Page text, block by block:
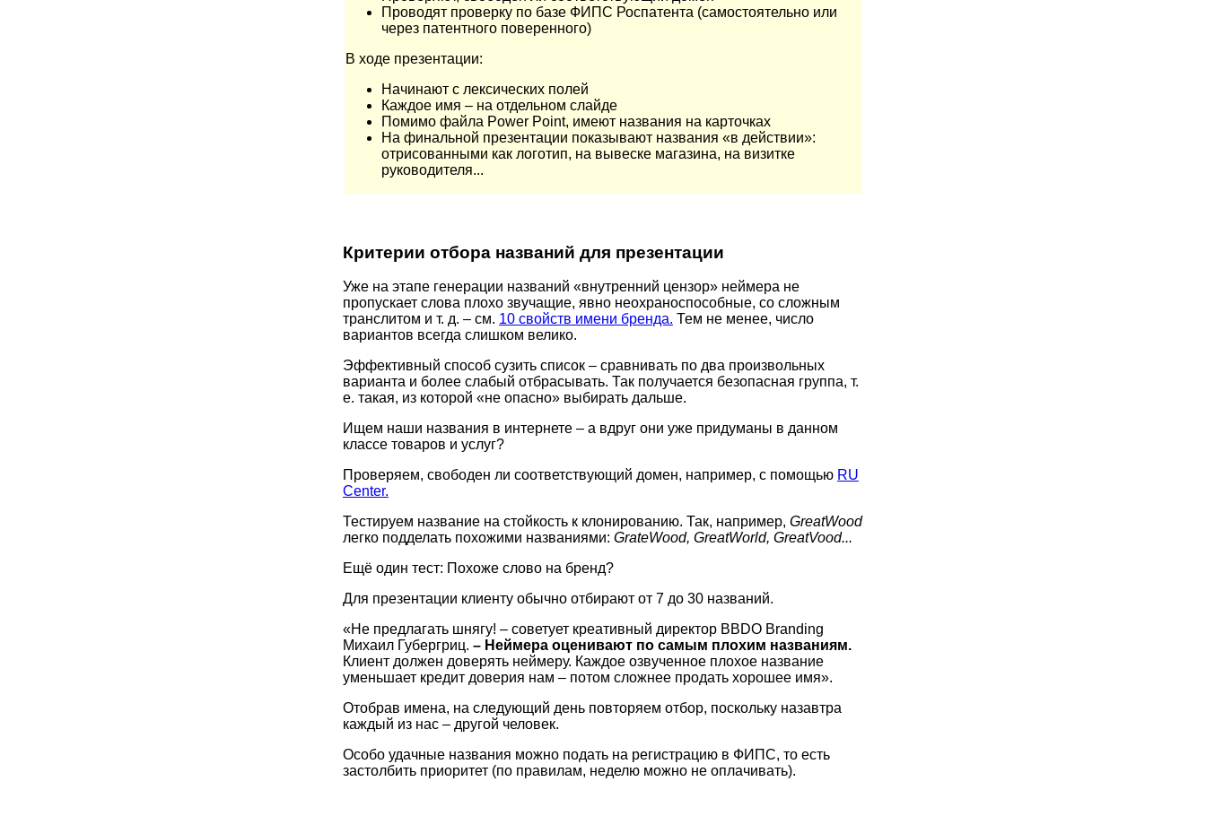
Проводят проверку по базе ФИПС Роспатента (самостоятельно или
через патентного поверенного)
В ходе презентации:
Начинают с лексических полей
Каждое имя – на отдельном слайде
Помимо файла Power Point, имеют названия на карточках
На финальной презентации показывают названия «в действии»:
отрисованными как логотип, на вывеске магазина, на визитке
руководителя...
Критерии отбора названий для презентации
Уже на этапе генерации названий «внутренний цензор» неймера не
пропускает слова плохо звучащие, явно неохраноспособные, со сложным
транслитом и т. д. – см. 10 свойств имени бренда. Тем не менее, число
вариантов всегда слишком велико.
Эффективный способ сузить список – сравнивать по два произвольных
варианта и более слабый отбрасывать. Так получается безопасная группа, т.
е. такая, из которой «не опасно» выбирать дальше.
Ищем наши названия в интернете – а вдруг они уже придуманы в данном
классе товаров и услуг?
Проверяем, свободен ли соответствующий домен, например, с помощью RU
Center.
Тестируем название на стойкость к клонированию. Так, например, GreatWood
легко подделать похожими названиями: GrateWood, GreatWorld, GreatVood...
Ещё один тест: Похоже слово на бренд?
Для презентации клиенту обычно отбирают от 7 до 30 названий.
«Не предлагать шнягу! – советует креативный директор BBDO Branding
Михаил Губергриц. – Неймера оценивают по самым плохим названиям.
Клиент должен доверять неймеру. Каждое озвученное плохое название
уменьшает кредит доверия нам – потом сложнее продать хорошее имя».
Отобрав имена, на следующий день повторяем отбор, поскольку назавтра
каждый из нас – другой человек.
Особо удачные названия можно подать на регистрацию в ФИПС, то есть
застолбить приоритет (по правилам, неделю можно не оплачивать).